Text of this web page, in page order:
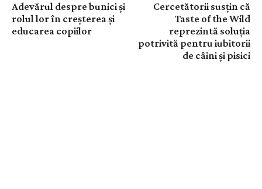
Adevărul despre bunici și
rolul lor în creșterea și
educarea copiilor
Cercetătorii susțin că
Taste of the Wild
reprezintă soluția
potrivită pentru iubitorii
de câini și pisici